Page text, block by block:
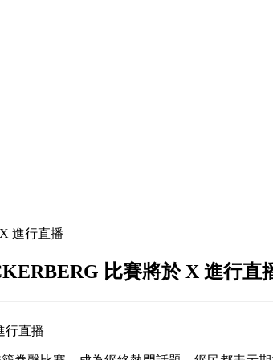
進行直播
比賽將於 X 進行直